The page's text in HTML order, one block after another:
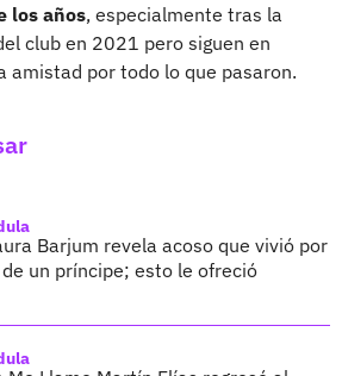
los años, especialmente tras la
club en 2021 pero siguen en
amistad por todo lo que pasaron.
Barjum revela acoso que vivió por
un príncipe; esto le ofreció